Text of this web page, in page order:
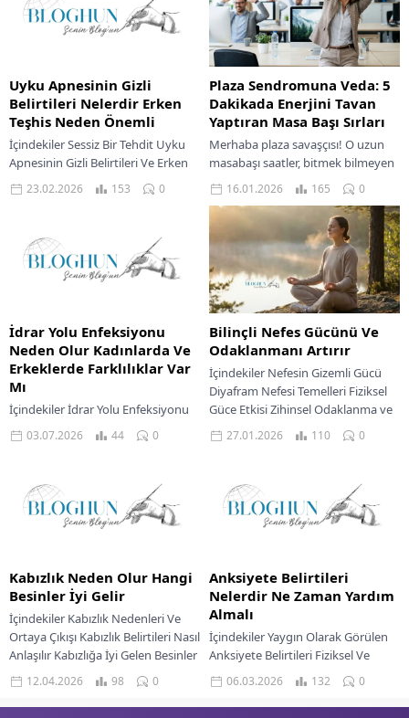
Uyku Apnesinin Gizli
Belirtileri Nelerdir Erken
Teşhis Neden Önemli
İçindekiler Sessiz Bir Tehdit Uyku
Apnesinin Gizli Belirtileri Ve Erken
Teşhisin Önemi Uyku Apnesinin
Gözden Kaçan Belirtileri Yasal Uyarı
23.02.2026 153 0
Plaza Sendromuna Veda: 5
Dakikada Enerjini Tavan
Yaptıran Masa Başı Sırları
Merhaba plaza savaşçısı! O uzun
masabaşı saatler, bitmek bilmeyen
ekran karşısı mesai… Biliyorum,
belin ağrıyor, boynun tutuluyor,
gözlerin yorgun. “Sabah...
16.01.2026 165 0
İdrar Yolu Enfeksiyonu
Neden Olur Kadınlarda Ve
Erkeklerde Farklılıklar Var
Mı
İçindekiler İdrar Yolu Enfeksiyonu
Belirtileri Tedavi Yöntemleri İdrar
Yolu Enfeksiyonunda Hekime Ne
enfeksiyonu (İYE), idrar sisteminin...
03.07.2026 44 0
Bilinçli Nefes Gücünü Ve
Odaklanmanı Artırır
İçindekiler Nefesin Gizemli Gücü
Diyafram Nefesi Temelleri Fiziksel
Güce Etkisi Zihinsel Odaklanma ve
Bilinçli Nefes Farkındalık ve
Meditasyonla Bağlantı Stres...
27.01.2026 110 0
Kabızlık Neden Olur Hangi
Besinler İyi Gelir
İçindekiler Kabızlık Nedenleri Ve
Ortaya Çıkışı Kabızlık Belirtileri Nasıl
Anlaşılır Kabızlığa İyi Gelen Besinler
Ve Yaşam Tarzı Değişiklikleri Ne
Zaman...
12.04.2026 98 0
Anksiyete Belirtileri
Nelerdir Ne Zaman Yardım
Almalı
İçindekiler Yaygın Olarak Görülen
Anksiyete Belirtileri Fiziksel Ve
Duygusal Anksiyete Belirtileri
Anksiyete İçin Destek Ve Tedavi
Yaklaşımları Ne Zaman Doktora...
06.03.2026 132 0